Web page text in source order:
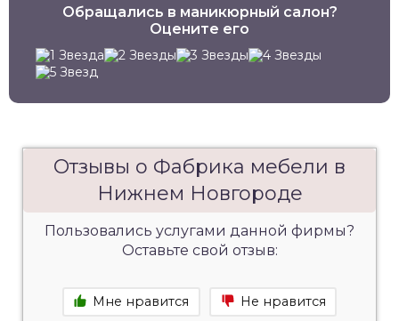
Обращались в маникюрный салон?
Оцените его
Отзывы о Фабрика мебели в
Нижнем Новгороде
Пользовались услугами данной фирмы?
Оставьте свой отзыв:
Мне нравится Не нравится